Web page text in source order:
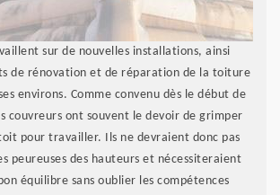
sur de nouvelles installations, ainsi
de rénovation et de réparation de la toiture
environs. Comme convenu dès le début de
couvreurs ont souvent le devoir de grimper
pour travailler. Ils ne devraient donc pas
peureuses des hauteurs et nécessiteraient
équilibre sans oublier les compétences